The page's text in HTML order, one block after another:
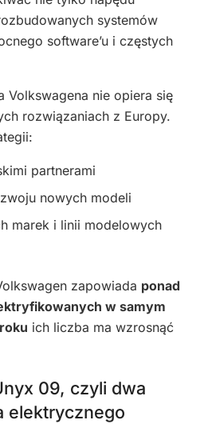
systemów
software’u i częstych
Volkswagena nie opiera się
rozwiązaniach z Europy.
partnerami
nowych modeli
marek i linii modelowych
zapowiada ponad
w samym
ich liczba ma wzrosnąć
09, czyli dwa
elektrycznego